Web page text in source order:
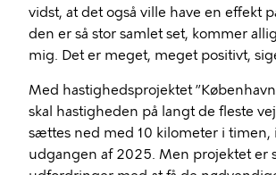
vidst, at det også ville have en effekt
den er så stor samlet set, kommer
mig. Det er meget, meget positivt,
Med hastighedsprojektet
skal hastigheden på langt de fleste
sættes ned med 10 kilometer i timen,
udgangen af 2025. Men projektet er